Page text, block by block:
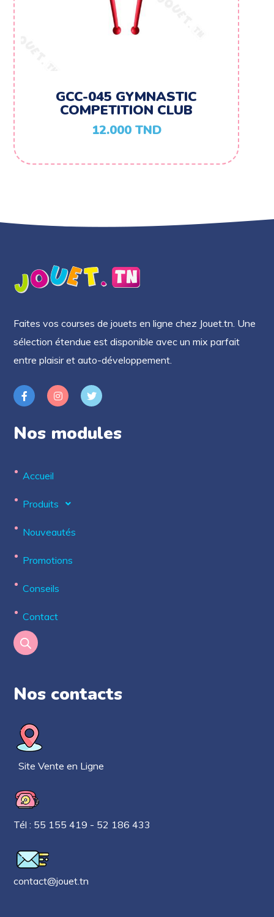
GCC-045 GYMNASTIC
COMPETITION CLUB
12.000 TND
Faites vos courses de jouets en ligne chez Jouet.tn. Une
sélection étendue est disponible avec un mix parfait
entre plaisir et auto-développement.
Nos modules
Accueil
Produits
Nouveautés
Promotions
Conseils
Contact
Nos contacts​
Site Vente en Ligne
Tél : 55 155 419 - 52 186 433
contact@jouet.tn